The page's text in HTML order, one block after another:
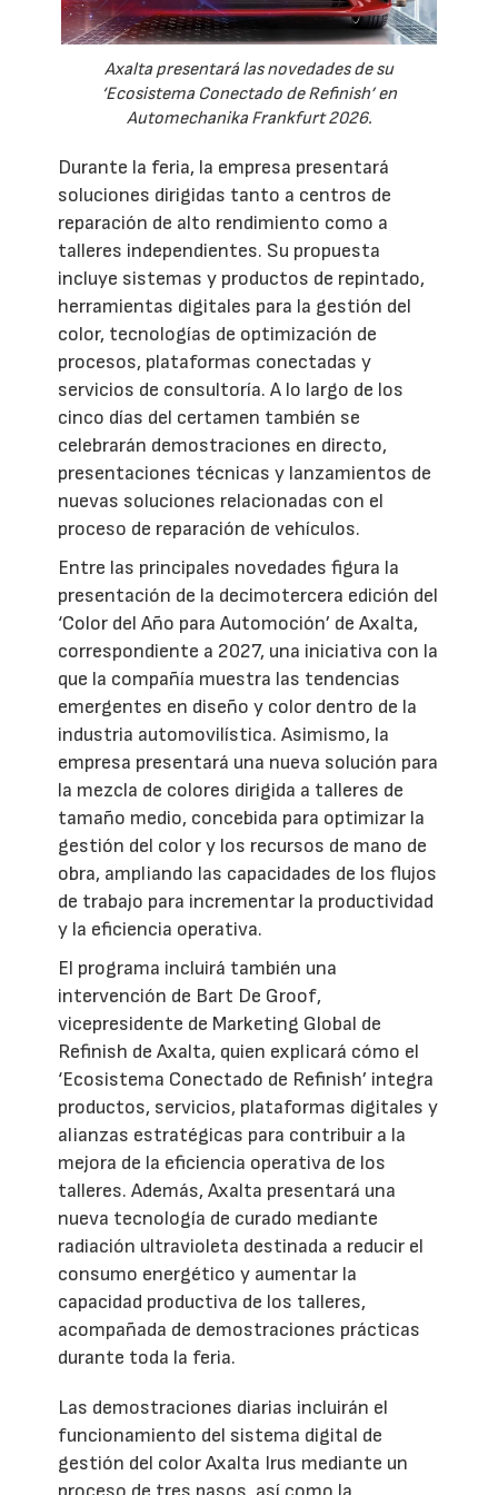
Axalta presentará las novedades de su
‘Ecosistema Conectado de Refinish’ en
Automechanika Frankfurt 2026.
Durante la feria, la empresa presentará
soluciones dirigidas tanto a centros de
reparación de alto rendimiento como a
talleres independientes. Su propuesta
incluye sistemas y productos de repintado,
herramientas digitales para la gestión del
color, tecnologías de optimización de
procesos, plataformas conectadas y
servicios de consultoría. A lo largo de los
cinco días del certamen también se
celebrarán demostraciones en directo,
presentaciones técnicas y lanzamientos de
nuevas soluciones relacionadas con el
proceso de reparación de vehículos.
Entre las principales novedades figura la
presentación de la decimotercera edición del
‘Color del Año para Automoción’ de Axalta,
correspondiente a 2027, una iniciativa con la
que la compañía muestra las tendencias
emergentes en diseño y color dentro de la
industria automovilística. Asimismo, la
empresa presentará una nueva solución para
la mezcla de colores dirigida a talleres de
tamaño medio, concebida para optimizar la
gestión del color y los recursos de mano de
obra, ampliando las capacidades de los flujos
de trabajo para incrementar la productividad
y la eficiencia operativa.
El programa incluirá también una
intervención de Bart De Groof,
vicepresidente de Marketing Global de
Refinish de Axalta, quien explicará cómo el
‘Ecosistema Conectado de Refinish’ integra
productos, servicios, plataformas digitales y
alianzas estratégicas para contribuir a la
mejora de la eficiencia operativa de los
talleres. Además, Axalta presentará una
nueva tecnología de curado mediante
radiación ultravioleta destinada a reducir el
consumo energético y aumentar la
capacidad productiva de los talleres,
acompañada de demostraciones prácticas
durante toda la feria.
Las demostraciones diarias incluirán el
funcionamiento del sistema digital de
gestión del color Axalta Irus mediante un